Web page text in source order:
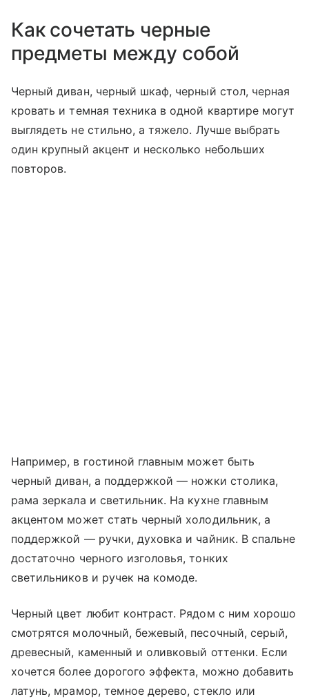
Как сочетать черные
предметы между собой
Черный диван, черный шкаф, черный стол, черная
кровать и темная техника в одной квартире могут
выглядеть не стильно, а тяжело. Лучше выбрать
один крупный акцент и несколько небольших
повторов.
Например, в гостиной главным может быть
черный диван, а поддержкой — ножки столика,
рама зеркала и светильник. На кухне главным
акцентом может стать черный холодильник, а
поддержкой — ручки, духовка и чайник. В спальне
достаточно черного изголовья, тонких
светильников и ручек на комоде.
Черный цвет любит контраст. Рядом с ним хорошо
смотрятся молочный, бежевый, песочный, серый,
древесный, каменный и оливковый оттенки. Если
хочется более дорогого эффекта, можно добавить
латунь, мрамор, темное дерево, стекло или